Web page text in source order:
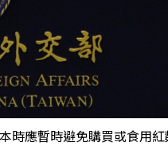
時應暫時避免購買或食用